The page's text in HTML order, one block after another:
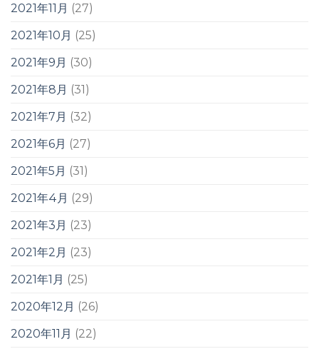
2021年11月 (27)
2021年10月 (25)
2021年9月 (30)
2021年8月 (31)
2021年7月 (32)
2021年6月 (27)
2021年5月 (31)
2021年4月 (29)
2021年3月 (23)
2021年2月 (23)
2021年1月 (25)
2020年12月 (26)
2020年11月 (22)